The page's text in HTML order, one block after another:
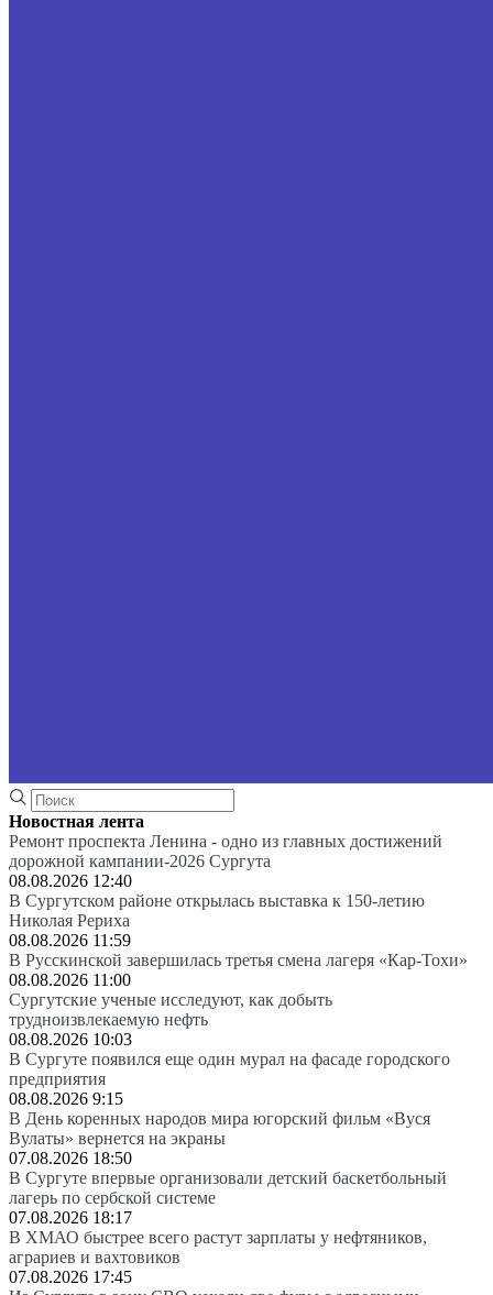
Новостная лента
Ремонт проспекта Ленина - одно из главных достижений
дорожной кампании-2026 Сургута
08.08.2026 12:40
В Сургутском районе открылась выставка к 150-летию
Николая Рериха
08.08.2026 11:59
В Русскинской завершилась третья смена лагеря «Кар-Тохи»
08.08.2026 11:00
Сургутские ученые исследуют, как добыть
трудноизвлекаемую нефть
08.08.2026 10:03
В Сургуте появился еще один мурал на фасаде городского
предприятия
08.08.2026 9:15
В День коренных народов мира югорский фильм «Вуся
Вулаты» вернется на экраны
07.08.2026 18:50
В Сургуте впервые организовали детский баскетбольный
лагерь по сербской системе
07.08.2026 18:17
В ХМАО быстрее всего растут зарплаты у нефтяников,
аграриев и вахтовиков
07.08.2026 17:45